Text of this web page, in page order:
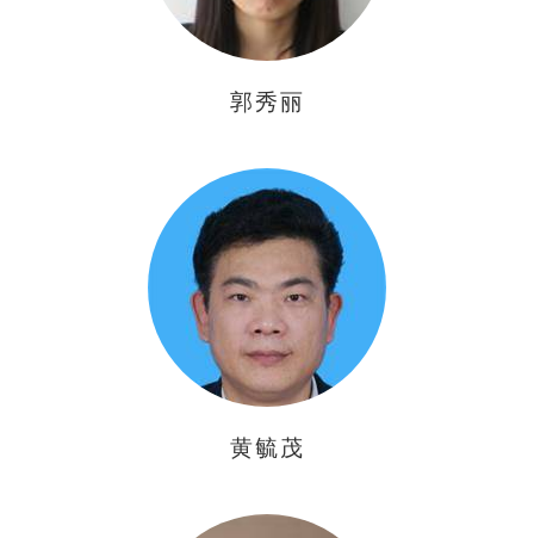
郭秀丽
黄毓茂